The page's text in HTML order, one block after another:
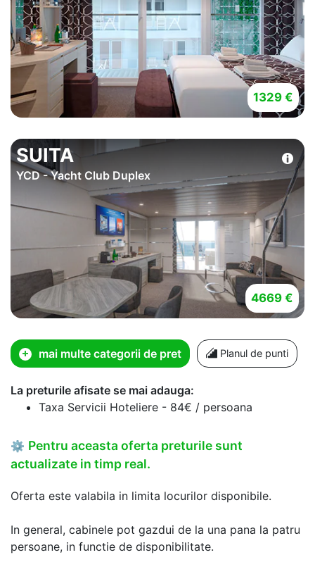
1329 €
SUITA
YCD - Yacht Club Duplex
4669 €
mai multe categorii de pret Planul de punti
La preturile afisate se mai adauga:
Taxa Servicii Hoteliere - 84€ / persoana
⚙ Pentru aceasta oferta preturile sunt
actualizate in timp real.
Oferta este valabila in limita locurilor disponibile.
In general, cabinele pot gazdui de la una pana la patru
persoane, in functie de disponibilitate.